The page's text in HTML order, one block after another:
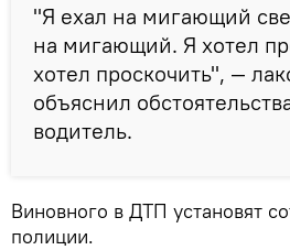
"Я ехал на мигающий
на мигающий. Я хотел
хотел проскочить", —
объяснил
водитель.
Виновного в ДТП установят
полиции.